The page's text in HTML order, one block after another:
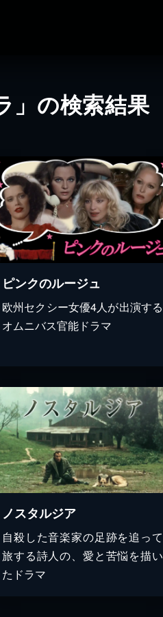
」の検索結果
ピンクのルージュ
欧州セクシー女優4人が出演する
オムニバス官能ドラマ
ノスタルジア
自殺した音楽家の足跡を追って
旅する詩人の、愛と苦悩を描い
たドラマ